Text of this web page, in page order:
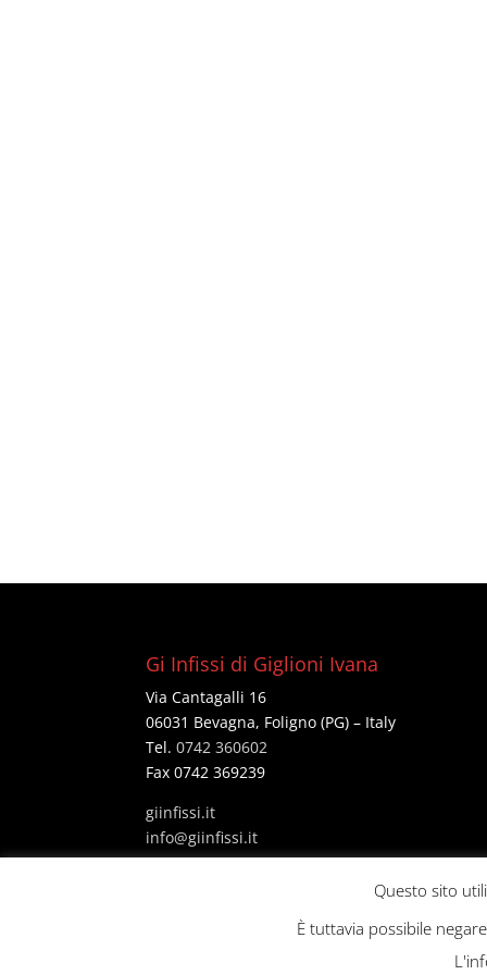
Gi Infissi di Giglioni Ivana
Via Cantagalli 16
06031 Bevagna, Foligno (PG) – Italy
Tel.0742 360602
Fax 0742 369239
giinfissi.it
ti.issifniig
@ofni
Questo sito
È tuttavia possibile